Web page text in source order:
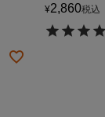
¥2,860税込